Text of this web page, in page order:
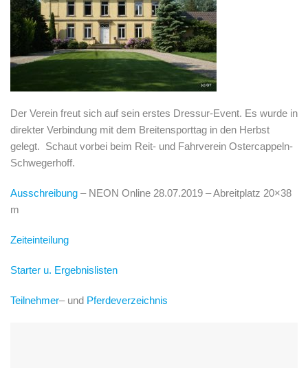
Der Verein freut sich auf sein erstes Dressur-Event. Es wurde in
direkter Verbindung mit dem Breitensporttag in den Herbst
gelegt. Schaut vorbei beim Reit- und Fahrverein Ostercappeln-
Schwegerhoff.
Ausschreibung – NEON Online 28.07.2019 – Abreitplatz 20×38
m
Zeiteinteilung
Starter u. Ergebnislisten
Teilnehmer– und Pferdeverzeichnis